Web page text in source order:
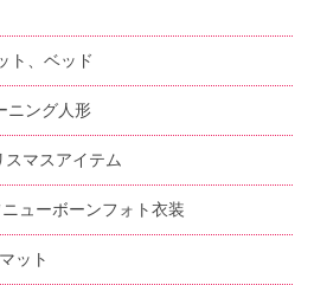
ト、ベッド
ニング人形
マスアイテム
ューボーンフォト衣装
ット